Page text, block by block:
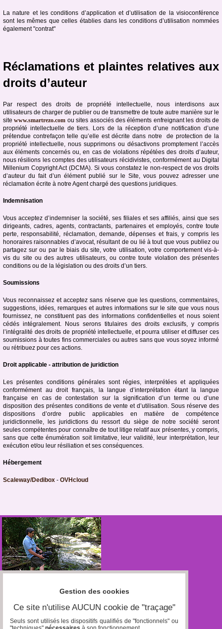
La nature et les conditions d’application et d’utilisation de la visioconférence
sont les mêmes que celles établies dans les conditions d’utilisation nommées
également "contrat"
Réclamations et plaintes relatives aux
droits d’auteur
Par respect des droits de propriété intellectuelle, nous interdisons aux
utilisateurs de charger de publier ou de transmettre de toute autre manière sur le
sitewww.smartrezo.com ou sites associés des éléments enfreignant les droits de
propriété intellectuelle de tiers. Lors de la réception d’une notification d’une
prétendue contrefaçon telle qu’elle est décrite dans notre de protection de la
propriété intellectuelle, nous supprimons ou désactivons promptement l’accès
aux éléments concernés ou, en cas de violations répétées des droits d’auteur,
nous résilions les comptes des utilisateurs récidivistes, conformément au Digital
Millenium Copyright Act (DCMA). Si vous constatez le non-respect de vos droits
d’auteur du fait d’un élément publié sur le Site, vous pouvez adresser une
réclamation écrite à notre Agent chargé des questions juridiques.
Indemnisation
Vous acceptez d’indemniser la société, ses filiales et ses affiliés, ainsi que ses
dirigeants, cadres, agents, contractants, partenaires et employés, contre toute
perte, responsabilité, réclamation, demande, dépenses et frais, y compris les
honoraires raisonnables d’avocat, résultant de ou lié à tout que vous publiez ou
partagez sur ou par le biais du site, votre utilisation, votre comportement vis-à-
vis du site ou des autres utilisateurs, ou contre toute violation des présentes
conditions ou de la législation ou des droits d’un tiers.
Soumissions
Vous reconnaissez et acceptez sans réserve que les questions, commentaires,
suggestions, idées, remarques et autres informations sur le site que vous nous
fournissez, ne constituent pas des informations confidentielles et nous soient
cédés intégralement. Nous serons titulaires des droits exclusifs, y compris
l’intégralité des droits de propriété intellectuelle, et pourra utiliser et diffuser ces
soumissions à toutes fins commerciales ou autres sans que vous soyez informé
ou rétribuez pour ces actions.
Droit applicable - attribution de juridiction
Les présentes conditions générales sont régies, interprétées et appliquées
conformément au droit français, la langue d’interprétation étant la langue
française en cas de contestation sur la signification d’un terme ou d’une
disposition des présentes conditions de vente et d’utilisation. Sous réserve des
dispositions d’ordre public applicables en matière de compétence
juridictionnelle, les juridictions du ressort du siège de notre société seront
seules compétentes pour connaître de tout litige relatif aux présentes, y compris,
sans que cette énumération soit limitative, leur validité, leur interprétation, leur
exécution et/ou leur résiliation et ses conséquences.
Hébergement
Scaleway/Dedibox - OVHcloud
Gestion des cookies
Ce site n'utilise AUCUN cookie de "traçage"
Seuls sont utilisés les dispositifs qualifiés de "fonctionnels" ou